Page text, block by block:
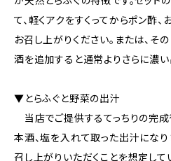
て、軽くアクをすくってからポン酢
お召し上がりください。または、そ
酒を追加すると通常よりさらに濃い
▼とらふぐと野菜の出汁
当店でご提供するてっちりの完成
本酒、塩を入れて取った出汁になり
召し上がりいただくことを想定し